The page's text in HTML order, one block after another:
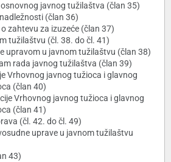
javnog tužilaštva (član 35)
(član 36)
zahtevu za izuzeće (član 37)
tužilaštvu (čl. 38. do čl. 41)
upravom u javnom tužilaštvu (član 38)
rada javnog tužilaštva (član 39)
Vrhovnog javnog tužioca i glavnog
(član 40)
Vrhovnog javnog tužioca i glavnog
(član 41)
(čl. 42. do čl. 49)
uprave u javnom tužilaštvu
43)